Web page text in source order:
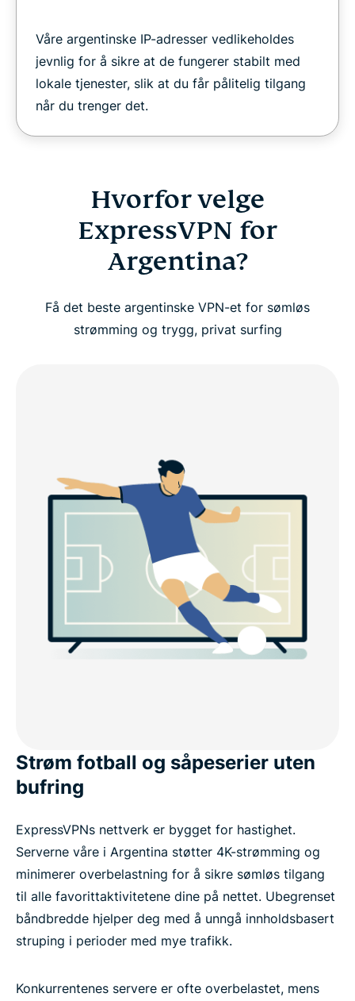
Våre argentinske IP-adresser vedlikeholdes
jevnlig for å sikre at de fungerer stabilt med
lokale tjenester, slik at du får pålitelig tilgang
når du trenger det.
Hvorfor velge
ExpressVPN for
Argentina?
Få det beste argentinske VPN-et for sømløs
strømming og trygg, privat surfing
Strøm fotball og såpeserier uten
bufring
ExpressVPNs nettverk er bygget for hastighet.
Serverne våre i Argentina støtter 4K-strømming og
minimerer overbelastning for å sikre sømløs tilgang
til alle favorittaktivitetene dine på nettet. Ubegrenset
båndbredde hjelper deg med å unngå innholdsbasert
struping i perioder med mye trafikk.
Konkurrentenes servere er ofte overbelastet, mens